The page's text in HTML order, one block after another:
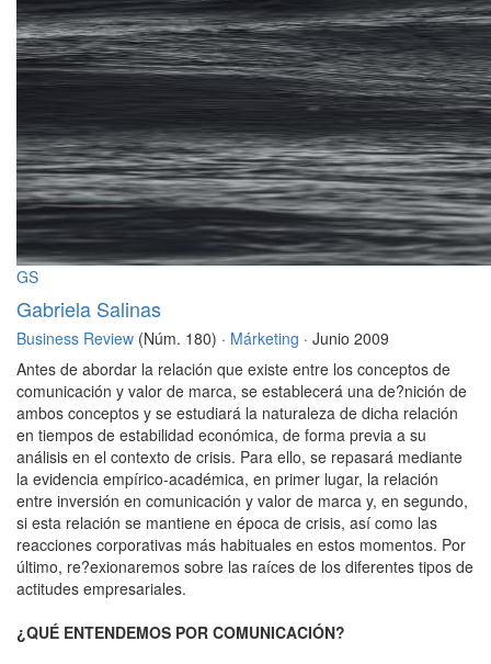
GS
Gabriela Salinas
Business Review (Núm. 180) · Márketing · Junio 2009
Antes de abordar la relación que existe entre los conceptos de
comunicación y valor de marca, se establecerá una de?nición de
ambos conceptos y se estudiará la naturaleza de dicha relación
en tiempos de estabilidad económica, de forma previa a su
análisis en el contexto de crisis. Para ello, se repasará mediante
la evidencia empírico-académica, en primer lugar, la relación
entre inversión en comunicación y valor de marca y, en segundo,
si esta relación se mantiene en época de crisis, así como las
reacciones corporativas más habituales en estos momentos. Por
último, re?exionaremos sobre las raíces de los diferentes tipos de
actitudes empresariales.
¿QUÉ ENTENDEMOS POR COMUNICACIÓN?